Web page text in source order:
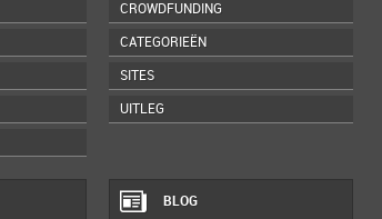
CROWDFUNDING
CATEGORIEËN
SITES
UITLEG
BLOG